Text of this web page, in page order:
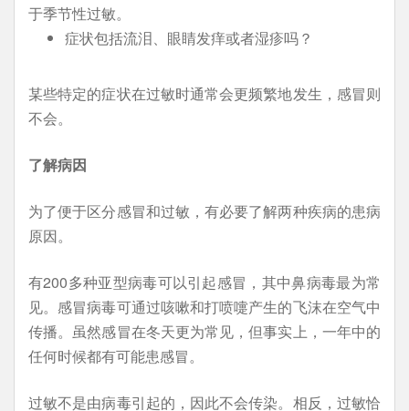
于季节性过敏。
症状包括流泪、眼睛发痒或者湿疹吗？
某些特定的症状在过敏时通常会更频繁地发生，感冒则
不会。
了解病因
为了便于区分感冒和过敏，有必要了解两种疾病的患病
原因。
有200多种亚型病毒可以引起感冒，其中鼻病毒最为常
见。感冒病毒可通过咳嗽和打喷嚏产生的飞沫在空气中
传播。虽然感冒在冬天更为常见，但事实上，一年中的
任何时候都有可能患感冒。
过敏不是由病毒引起的，因此不会传染。相反，过敏恰